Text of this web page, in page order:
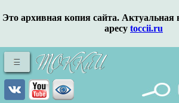
Это архивная копия сайта. Актуальная
аресу toccii.ru